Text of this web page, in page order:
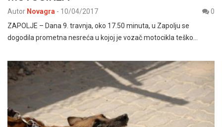
Autor Novagra - 10/04/2017
0
ZAPOLJE – Dana 9. travnja, oko 17.50 minuta, u Zapolju se
dogodila prometna nesreća u kojoj je vozač motocikla teško…